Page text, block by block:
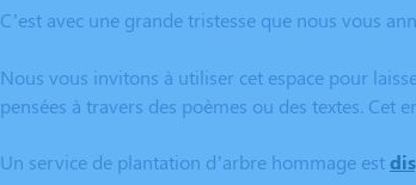
C’est avec une grande tristesse que nous vous
Nous vous invitons à utiliser cet espace pour
pensées à travers des poèmes ou des textes. Cet
Un service de plantation d’arbre hommage est